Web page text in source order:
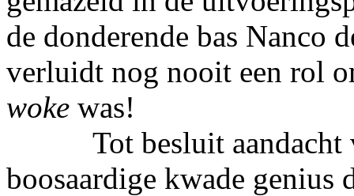
de donderende bas Nanco
verluidt nog nooit een rol
woke was!
Tot besluit aandacht
boosaardige kwade genius